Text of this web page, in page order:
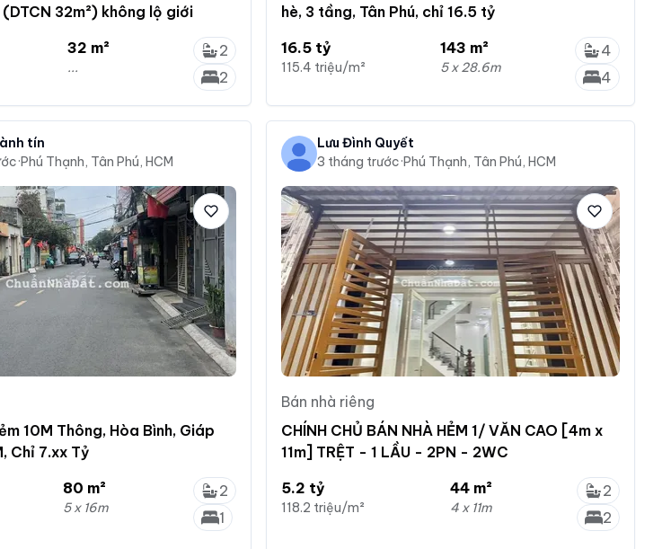
32m²) không lộ giới
32 m²
...
2
2
hè, 3 tầng, Tân Phú, chỉ 16.5 tỷ
16.5 tỷ
115.4 triệu/m²
143 m²
5 x 28.6m
4
4
tín
·Phú Thạnh, Tân Phú, HCM
10M Thông, Hòa Bình, Giáp
Chỉ 7.xx Tỷ
80 m²
5 x 16m
2
1
Lưu Đình Quyết
3 tháng trước·Phú Thạnh, Tân Phú, HCM
Bán nhà riêng
CHÍNH CHỦ BÁN NHÀ HẺM 1/ VĂN CAO [4m x
11m] TRỆT - 1 LẦU - 2PN - 2WC
5.2 tỷ
118.2 triệu/m²
44 m²
4 x 11m
2
2